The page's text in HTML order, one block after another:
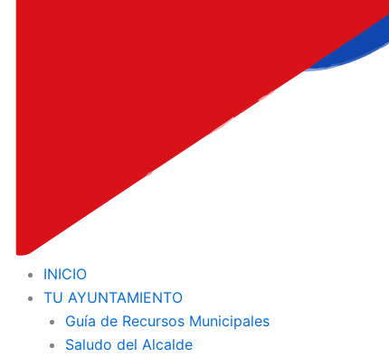
INICIO
TU AYUNTAMIENTO
Guía de Recursos Municipales
Saludo del Alcalde